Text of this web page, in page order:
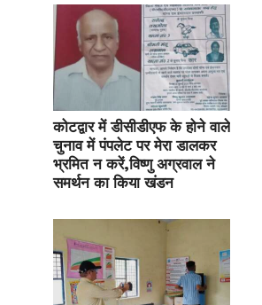
कोटद्वार में डीसीडीएफ के होने वाले
चुनाव में पंपलेट पर मेरा डालकर
भ्रमित न करें,विष्णु अग्रवाल ने
समर्थन का किया खंडन